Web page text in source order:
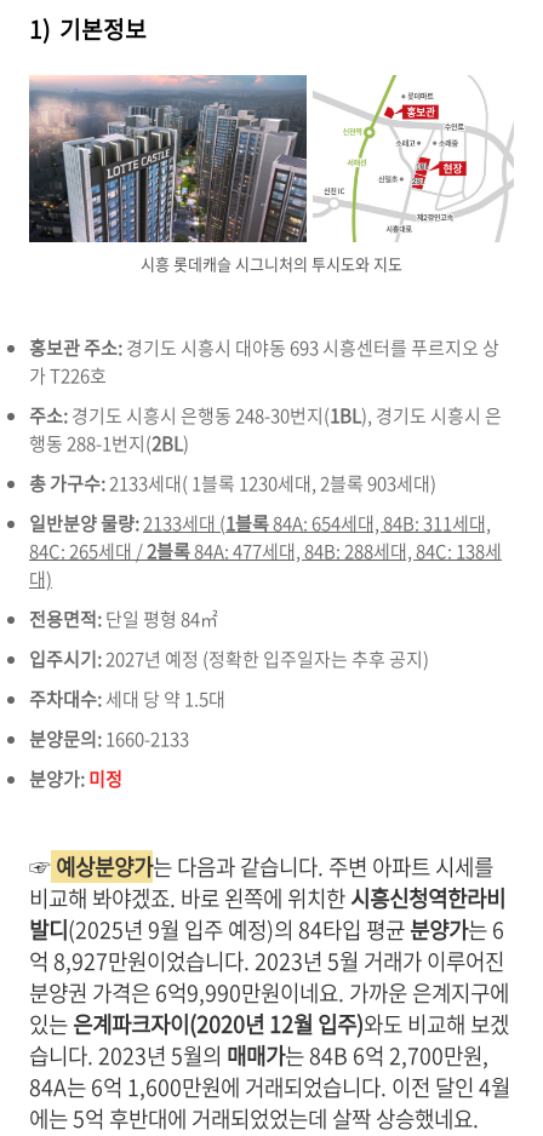
1) 기본정보
시흥 롯데캐슬 시그니처의 투시도와 지도
홍보관 주소:경기도 시흥시 대야동 693 시흥센터를 푸르지오 상
가 T226호
주소:경기도 시흥시 은행동 248-30번지(1BL), 경기도 시흥시 은
행동 288-1번지(2BL)
총 가구수:2133세대( 1블록 1230세대, 2블록 903세대)
일반분양 물량:2133세대 (1블록84A: 654세대, 84B: 311세대,
84C: 265세대 /2블록84A: 477세대, 84B: 288세대, 84C: 138세
대)
전용면적:단일 평형 84㎡
입주시기:2027년 예정 (정확한 입주일자는 추후 공지)
주차대수:세대 당 약 1.5대
분양문의:1660-2133
분양가:미정
☞예상분양가는 다음과 같습니다. 주변 아파트 시세를
비교해 봐야겠죠. 바로 왼쪽에 위치한시흥신청역한라비
발디(2025년 9월 입주 예정)의 84타입 평균분양가는 6
억 8,927만원이었습니다. 2023년 5월 거래가 이루어진
분양권 가격은 6억9,990만원이네요. 가까운 은계지구에
있는은계파크자이(2020년 12월 입주)와도 비교해 보겠
습니다. 2023년 5월의 매매가는 84B 6억 2,700만원,
84A는 6억 1,600만원에 거래되었습니다. 이전 달인 4월
에는 5억 후반대에 거래되었었는데 살짝 상승했네요.